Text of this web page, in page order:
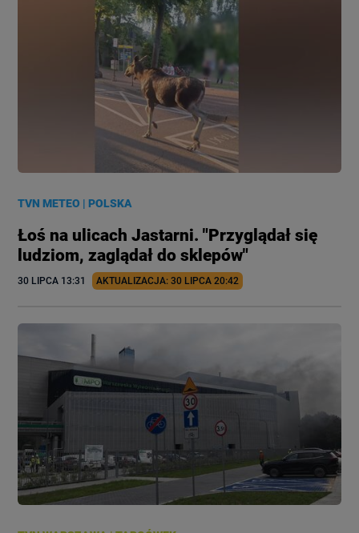
TVN METEO |POLSKA
Łoś na ulicach Jastarni. "Przyglądał się
ludziom, zaglądał do sklepów"
30 LIPCA 13:31 AKTUALIZACJA: 30 LIPCA 20:42